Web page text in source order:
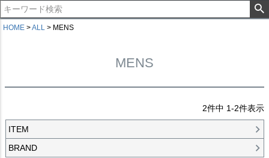
HOME ALL MENS
MENS
2件中 1-2件表示
ITEM
BRAND